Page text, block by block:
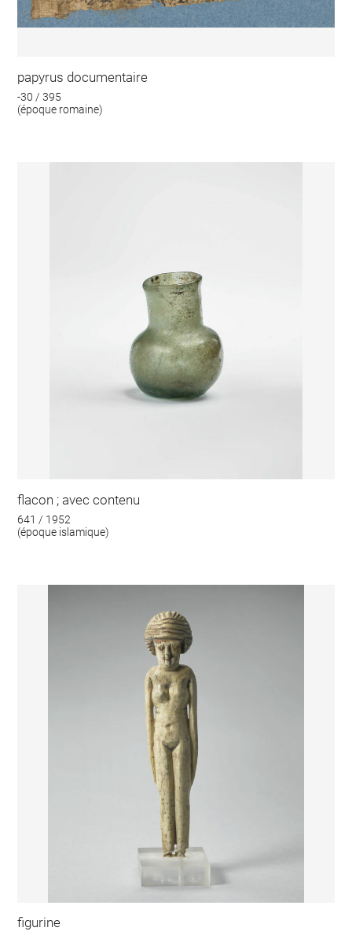
papyrus documentaire
-30 / 395
(époque romaine)
flacon ; avec contenu
641 / 1952
(époque islamique)
figurine